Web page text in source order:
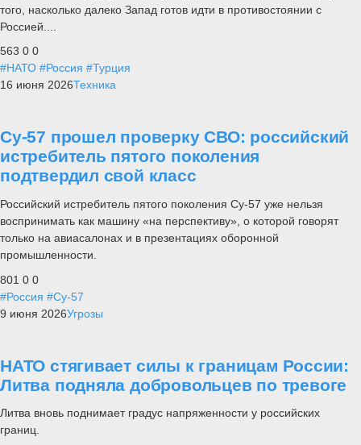
того, насколько далеко Запад готов идти в противостоянии с
Россией....
563 0 0
#НАТО #Россия #Турция
16 июня 2026Техника
Су-57 прошел проверку СВО: российский
истребитель пятого поколения
подтвердил свой класс
Российский истребитель пятого поколения Су-57 уже нельзя
воспринимать как машину «на перспективу», о которой говорят
только на авиасалонах и в презентациях оборонной
промышленности.
801 0 0
#Россия #Су-57
9 июня 2026Угрозы
НАТО стягивает силы к границам России:
Литва подняла добровольцев по тревоге
Литва вновь поднимает градус напряженности у российских
границ.